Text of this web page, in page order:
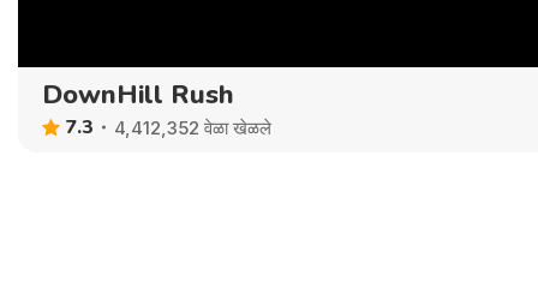
DownHill Rush
7.3 4,412,352 वेळा खेळले